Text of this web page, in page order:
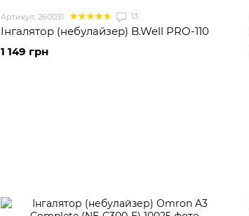
Артикул: 260031 13
Інгалятор (небулайзер) B.Well PRO-110
1 149 грн